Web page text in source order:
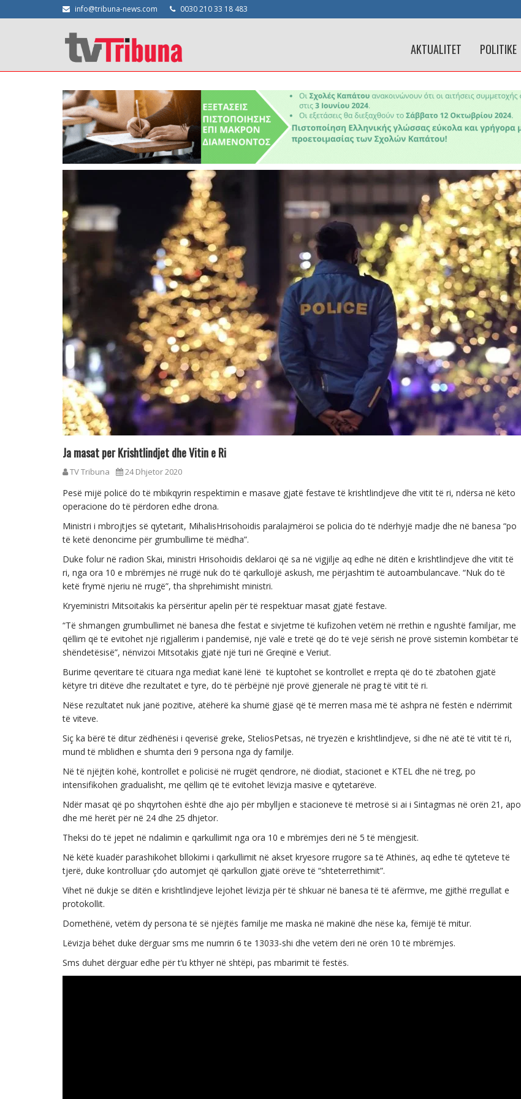
info@tribuna-news.com 0030 210 33 18 483
AKTUALITET POLITIKE
Ja masat per Krishtlindjet dhe Vitin e Ri
TV Tribuna 24 Dhjetor 2020
Pesë mijë policë do të mbikqyrin respektimin e masave gjatë festave të krishtlindjeve dhe vitit të ri, ndërsa në këto
operacione do të përdoren edhe drona.
Ministri i mbrojtjes së qytetarit, MihalisHrisohoidis paralajmëroi se policia do të ndërhyjë madje dhe në banesa “po
të ketë denoncime për grumbullime të mëdha”.
Duke folur në radion Skai, ministri Hrisohoidis deklaroi që sa në vigjilje aq edhe në ditën e krishtlindjeve dhe vitit të
ri, nga ora 10 e mbrëmjes në rrugë nuk do të qarkullojë askush, me përjashtim të autoambulancave. “Nuk do të
ketë frymë njeriu në rrugë”, tha shprehimisht ministri.
Kryeministri Mitsoitakis ka përsëritur apelin për të respektuar masat gjatë festave.
“Të shmangen grumbullimet në banesa dhe festat e sivjetme të kufizohen vetëm në rrethin e ngushtë familjar, me
qëllim që të evitohet një rigjallërim i pandemisë, një valë e tretë që do të vejë sërish në provë sistemin kombëtar të
shëndetësisë”, nënvizoi Mitsotakis gjatë një turi në Greqinë e Veriut.
Burime qeveritare të cituara nga mediat kanë lënë të kuptohet se kontrollet e rrepta që do të zbatohen gjatë
këtyre tri ditëve dhe rezultatet e tyre, do të përbëjnë një provë gjenerale në prag të vitit të ri.
Nëse rezultatet nuk janë pozitive, atëherë ka shumë gjasë që të merren masa më të ashpra në festën e ndërrimit
të viteve.
Siç ka bërë të ditur zëdhënësi i qeverisë greke, SteliosPetsas, në tryezën e krishtlindjeve, si dhe në atë të vitit të ri,
mund të mblidhen e shumta deri 9 persona nga dy familje.
Në të njëjtën kohë, kontrollet e policisë në rrugët qendrore, në diodiat, stacionet e KTEL dhe në treg, po
intensifikohen gradualisht, me qëllim që të evitohet lëvizja masive e qytetarëve.
Ndër masat që po shqyrtohen është dhe ajo për mbylljen e stacioneve të metrosë si ai i Sintagmas në orën 21, apo
dhe më herët për në 24 dhe 25 dhjetor.
Theksi do të jepet në ndalimin e qarkullimit nga ora 10 e mbrëmjes deri në 5 të mëngjesit.
Në këtë kuadër parashikohet bllokimi i qarkullimit në akset kryesore rrugore sa të Athinës, aq edhe të qyteteve të
tjerë, duke kontrolluar çdo automjet që qarkullon gjatë orëve të “shteterrethimit”.
Vihet në dukje se ditën e krishtlindjeve lejohet lëvizja për të shkuar në banesa të të afërmve, me gjithë rregullat e
protokollit.
Domethënë, vetëm dy persona të së njëjtës familje me maska në makinë dhe nëse ka, fëmijë të mitur.
Lëvizja bëhet duke dërguar sms me numrin 6 te 13033-shi dhe vetëm deri në orën 10 të mbrëmjes.
Sms duhet dërguar edhe për t’u kthyer në shtëpi, pas mbarimit të festës.